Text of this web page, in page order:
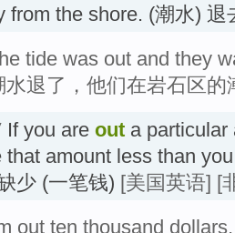
from the shore. (潮水) 退
tide was out and they
水退了，他们在岩石区的
If you are out a particular
that amount less than
少 (一笔钱) [美国英语] [
out ten thousand